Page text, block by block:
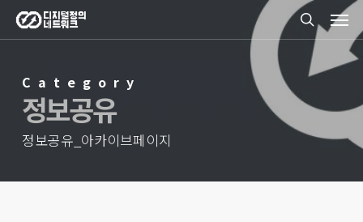
Skip
to
content
search
Category
정보공유
정보공유_아카이브페이지